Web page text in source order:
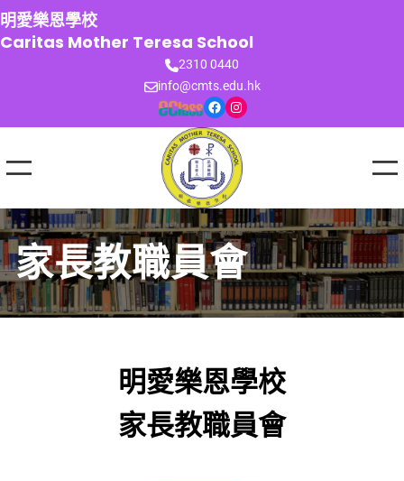
跳
至
主
明愛樂恩學校
Caritas Mother Teresa School
2310 0440
info@cmts.edu.hk
Facebook Instagram
家長教職員會
明愛樂恩學校
家長教職員會